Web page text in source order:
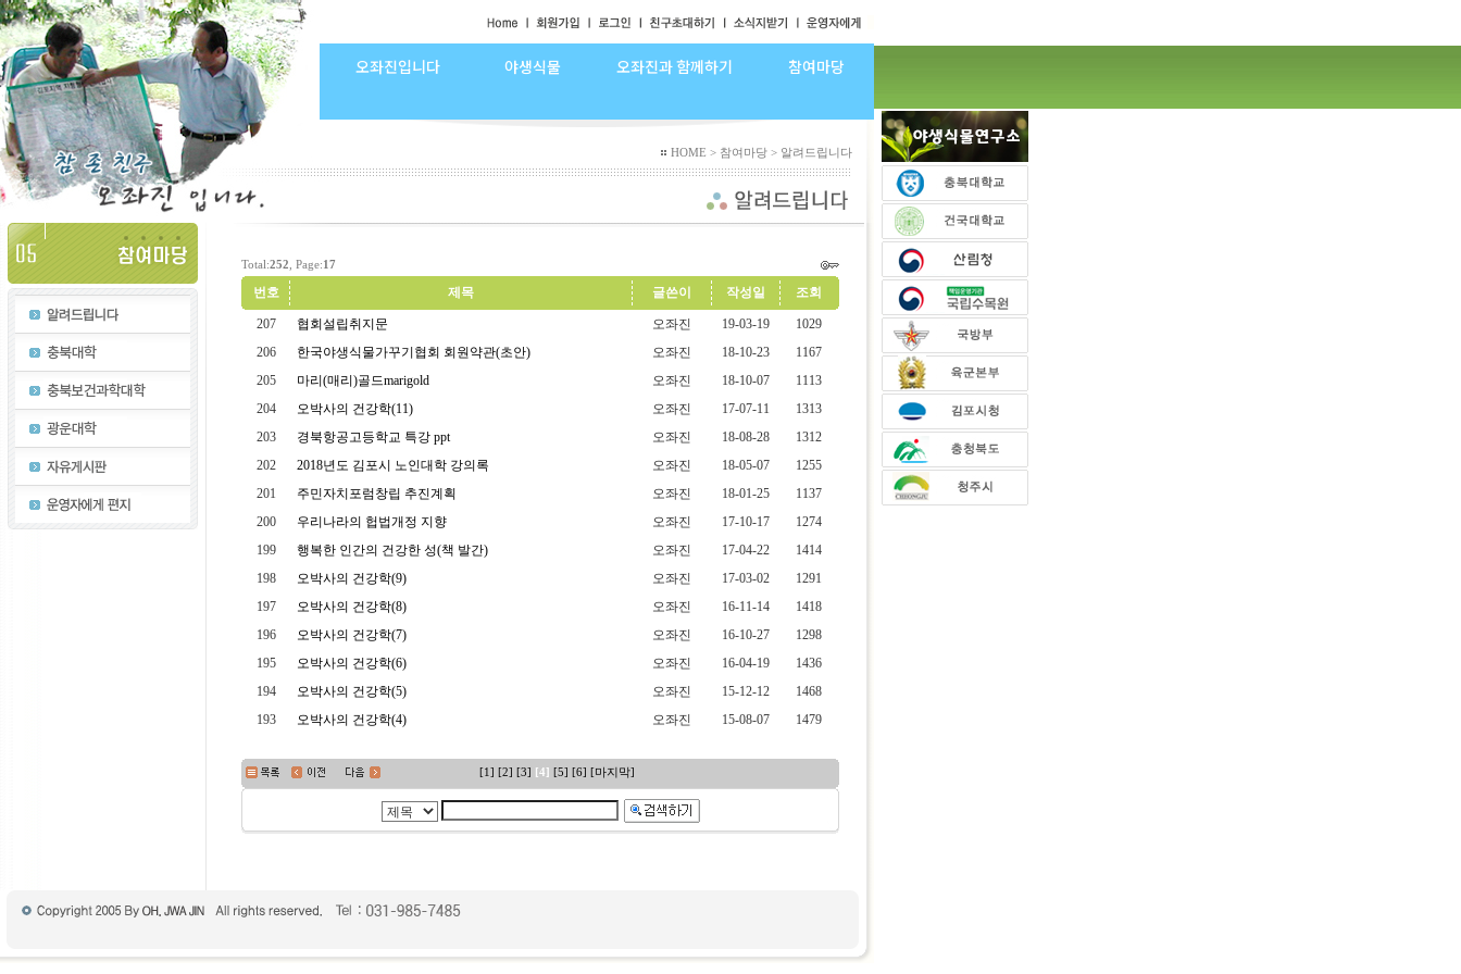
오좌진입니다 야생식물 오좌진과 함께하기 참여마당
HOME > 참여마당 > 알려드립니다
Total:252 , Page:17
번호 제목 글쓴이 작성일 조회
207 협회설립취지문 오좌진 19-03-19
1029
206
한국야생식물가꾸기협회 회원약관(초안) 오좌진 18-10-23
1167
205
마리(매리)골드marigold 오좌진 18-10-07
1113
204
오박사의 건강학(11) 오좌진 17-07-11
1313
203
경북항공고등학교 특강 ppt 오좌진 18-08-28
1312
202
2018년도 김포시 노인대학 강의록 오좌진 18-05-07
1255
201
주민자치포럼창립 추진계획 오좌진 18-01-25
1137
200
우리나라의 헙법개정 지향 오좌진 17-10-17
1274
199
행복한 인간의 건강한 성(책 발간) 오좌진 17-04-22
1414
198
오박사의 건강학(9) 오좌진 17-03-02
1291
197
오박사의 건강학(8) 오좌진 16-11-14
1418
196
오박사의 건강학(7) 오좌진 16-10-27
1298
195
오박사의 건강학(6) 오좌진 16-04-19
1436
194
오박사의 건강학(5) 오좌진 15-12-12
1468
193
오박사의 건강학(4) 오좌진 15-08-07 1479
[1] [2] [3] [4] [5] [6] [마지막]